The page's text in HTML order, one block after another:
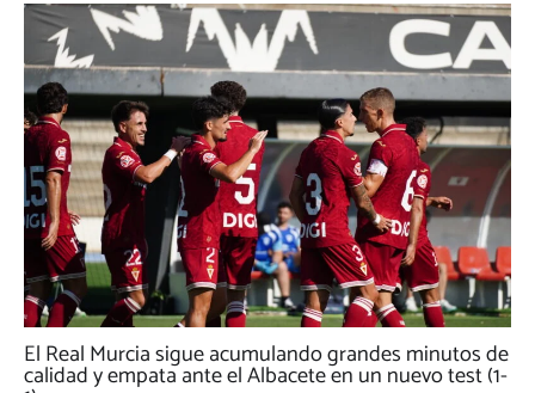
El Real Murcia sigue acumulando grandes minutos de
calidad y empata ante el Albacete en un nuevo test (1-